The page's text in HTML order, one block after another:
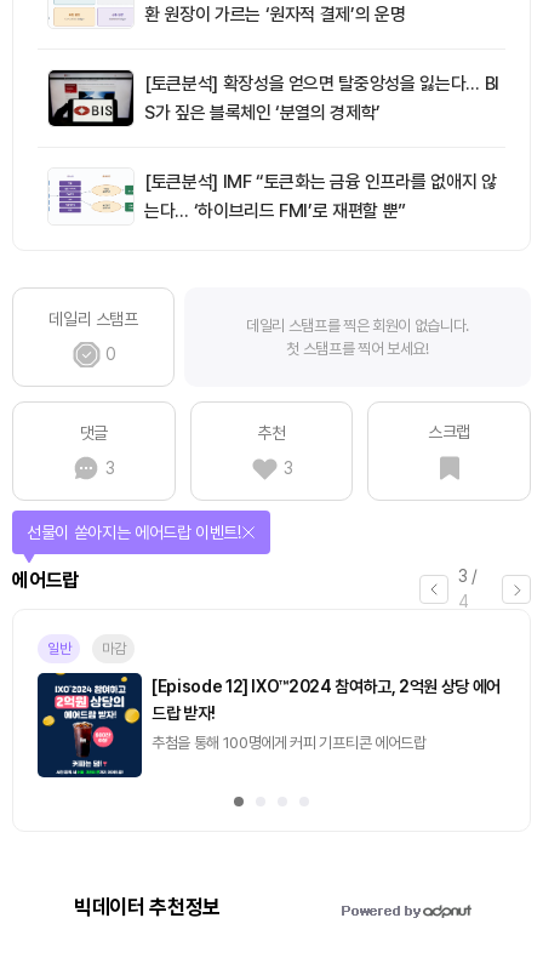
환 원장이 가르는 ‘원자적 결제’의 운명
[토큰분석] 확장성을 얻으면 탈중앙성을 잃는다… BI
S가 짚은 블록체인 ‘분열의 경제학’
[토큰분석] IMF “토큰화는 금융 인프라를 없애지 않
는다… ‘하이브리드 FMI’로 재편할 뿐”
데일리 스탬프
0
데일리 스탬프를 찍은 회원이 없습니다.
첫 스탬프를 찍어 보세요!
댓글
3
추천
3
스크랩
3 /
4
에어드랍
선물이 쏟아지는 에어드랍 이벤트!
일반 마감
[Episode 12] IXO™2024 참여하고, 2억원 상당 에어
드랍 받자!
추첨을 통해 100명에게 커피 기프티콘 에어드랍
빅데이터 추천정보